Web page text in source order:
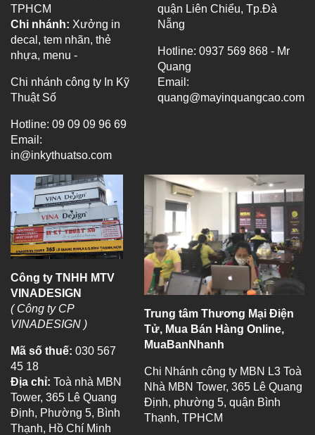
TPHCM
Chi nhánh: Xưởng in
decal, tem nhãn, thẻ
nhựa, menu -
Chi nhánh công ty In Kỹ
Thuật Số
Hotline: 09 09 09 96 69
Email:
in@inkythuatso.com
quận Liên Chiểu, Tp.Đà
Nẵng
Hotline: 0937 569 868 - Mr
Quang
Email:
quang@mayinquangcao.com
Công ty TNHH MTV
VINADESIGN
( Công ty CP
VINADESIGN )
Mã số thuế: 030 567
45 18
Địa chỉ: Toà nhà MBN
Tower, 365 Lê Quang
Định, Phường 5, Bình
Thạnh, Hồ Chí Minh
Trung tâm Thương Mại Điện
Tử, Mua Bán Hàng Online,
MuaBanNhanh
Chi Nhánh công ty MBN L3 Toà
Nhà MBN Tower, 365 Lê Quang
Định, phường 5, quận Bình
Thạnh, TPHCM